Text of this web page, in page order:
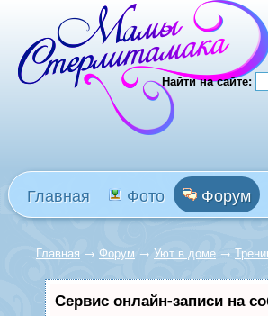
Найти на сайте:
Главная Фото Форум
Главная → Форум → Уют в доме →
Сервис онлайн-записи на